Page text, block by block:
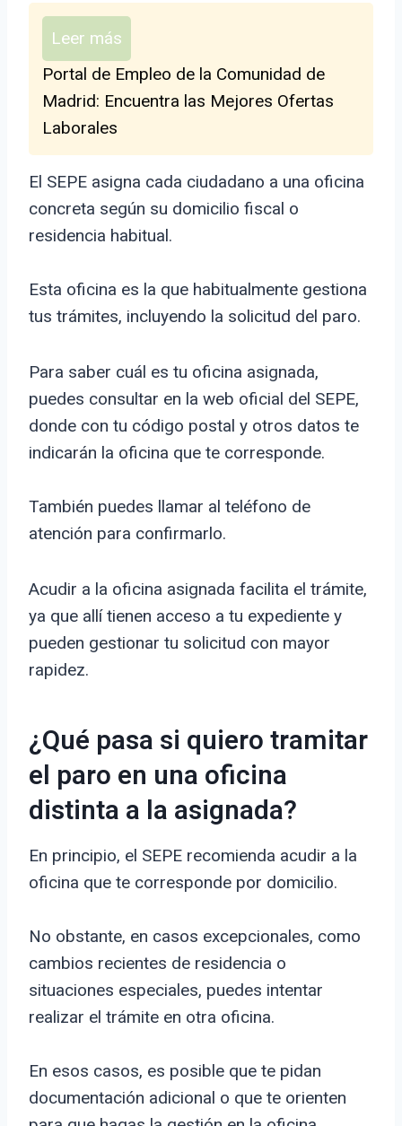
Leer más
Portal de Empleo de la Comunidad de
Madrid: Encuentra las Mejores Ofertas
Laborales
El SEPE asigna cada ciudadano a una oficina
concreta según su domicilio fiscal o
residencia habitual.
Esta oficina es la que habitualmente gestiona
tus trámites, incluyendo la solicitud del paro.
Para saber cuál es tu oficina asignada,
puedes consultar en la web oficial del SEPE,
donde con tu código postal y otros datos te
indicarán la oficina que te corresponde.
También puedes llamar al teléfono de
atención para confirmarlo.
Acudir a la oficina asignada facilita el trámite,
ya que allí tienen acceso a tu expediente y
pueden gestionar tu solicitud con mayor
rapidez.
¿Qué pasa si quiero tramitar
el paro en una oficina
distinta a la asignada?
En principio, el SEPE recomienda acudir a la
oficina que te corresponde por domicilio.
No obstante, en casos excepcionales, como
cambios recientes de residencia o
situaciones especiales, puedes intentar
realizar el trámite en otra oficina.
En esos casos, es posible que te pidan
documentación adicional o que te orienten